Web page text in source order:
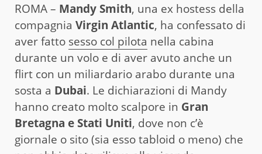
ROMA – Mandy Smith, una ex hostess della
compagnia Virgin Atlantic, ha confessato di
aver fatto sesso col pilota nella cabina
durante un volo e di aver avuto anche un
flirt con un miliardario arabo durante una
sosta a Dubai. Le dichiarazioni di Mandy
hanno creato molto scalpore in Gran
Bretagna e Stati Uniti, dove non c’è
giornale o sito (sia esso tabloid o meno) che